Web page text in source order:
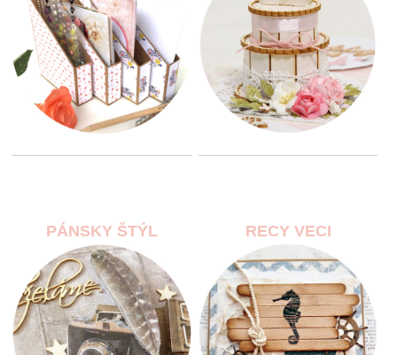
PÁNSKY ŠTÝL RECY VECI